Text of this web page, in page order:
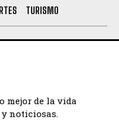
TURISMO
mejor de la vida
noticiosas.